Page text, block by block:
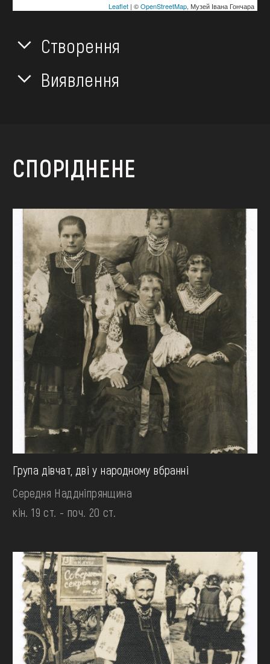
Leaflet| ©OpenStreetMap, Музей Івана Гончара
Створення
Виявлення
СПОРІДНЕНЕ
Група дівчат, дві у народному вбранні
Середня Наддніпрянщина
кін. 19 ст. - поч. 20 ст.